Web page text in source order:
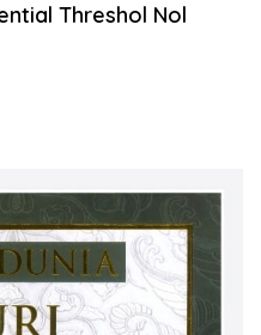
Threshol Nol